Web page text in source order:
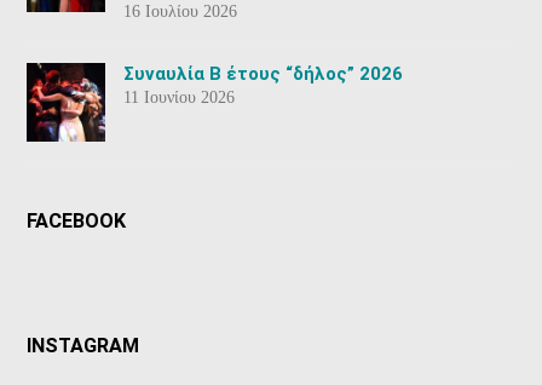
16 Ιουλίου 2026
Συναυλία Β έτους “δήλος” 2026
11 Ιουνίου 2026
FACEBOOK
INSTAGRAM